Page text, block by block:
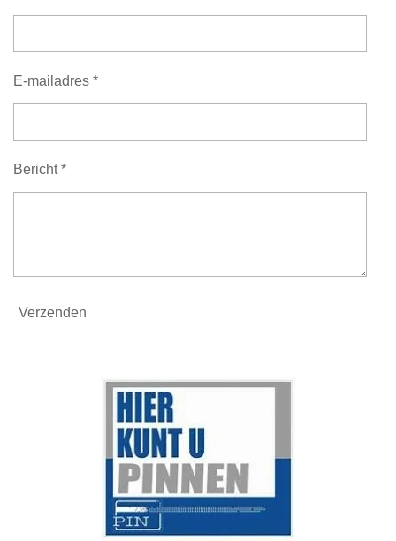
E-mailadres *
Bericht *
Verzenden